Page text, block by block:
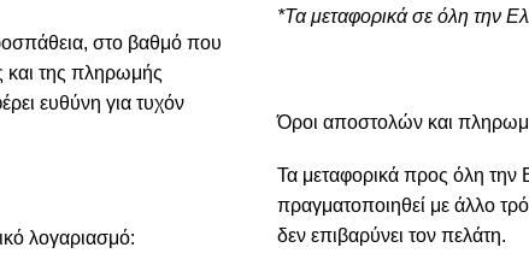
στο βαθμό που
και της πληρωμής
ευθύνη για τυχόν
λογαριασμό:
*Τα μεταφορικά σε όλη την
Όροι αποστολών και
Τα μεταφορικά προς όλη
πραγματοποιηθεί με άλλο
δεν επιβαρύνει τον πελάτη.